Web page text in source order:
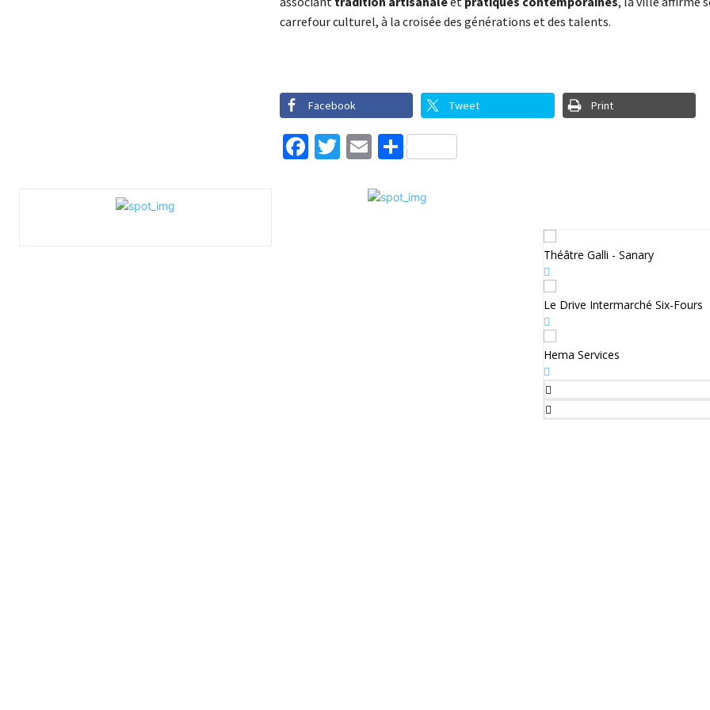
carrefour culturel, à la croisée des générations et des talents.
Facebook Tweet Print
Facebook
Twitter
EmailPartager
Théâtre Galli - Sanary
Le Drive Intermarché Six-Fours
Hema Services